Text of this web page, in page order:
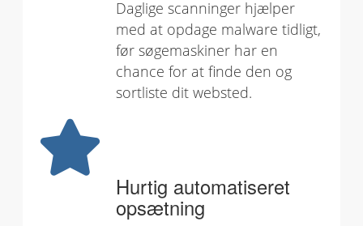
Daglige scanninger hjælper
med at opdage malware tidligt,
før søgemaskiner har en
chance for at finde den og
sortliste dit websted.
Hurtig automatiseret
opsætning